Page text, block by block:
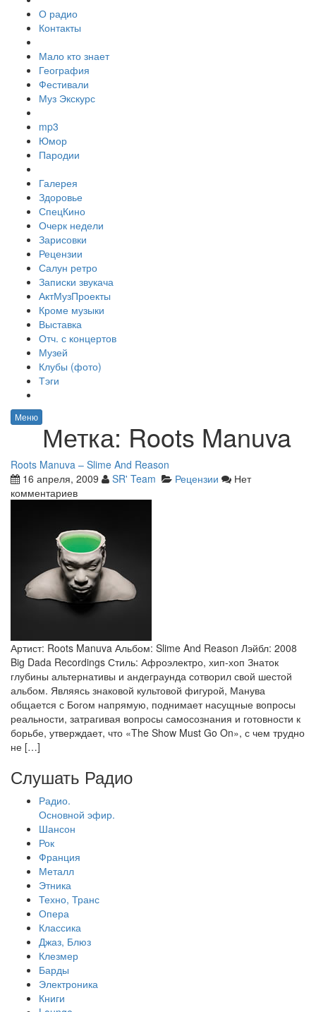
О радио
Контакты
Мало кто знает
География
Фестивали
Муз Экскурс
mp3
Юмор
Пародии
Галерея
Здоровье
СпецКино
Очерк недели
Зарисовки
Рецензии
Салун ретро
Записки звукача
АктМузПроекты
Кроме музыки
Выставка
Отч. с концертов
Музей
Клубы (фото)
Тэги
Меню
Метка: Roots Manuva
Roots Manuva – Slime And Reason
16 апреля, 2009
SR' Team Рецензии
Нет
комментариев
Артист: Roots Manuva Альбом: Slime And Reason Лэйбл: 2008
Big Dada Recordings Стиль: Афроэлектро, хип-хоп Знаток
глубины альтернативы и андеграунда сотворил свой шестой
альбом. Являясь знаковой культовой фигурой, Манува
общается с Богом напрямую, поднимает насущные вопросы
реальности, затрагивая вопросы самосознания и готовности к
борьбе, утверждает, что «The Show Must Go On», с чем трудно
не […]
Слушать Радио
Радио.
Основной эфир.
Шансон
Рок
Франция
Металл
Этника
Техно, Транс
Опера
Классика
Джаз, Блюз
Клезмер
Барды
Электроника
Книги